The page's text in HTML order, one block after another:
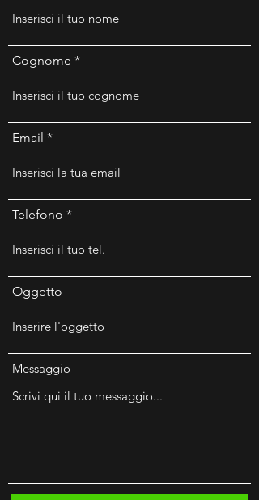
Cognome
Email
Telefono
Oggetto
Messaggio